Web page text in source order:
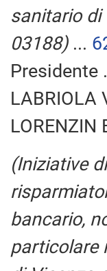
sanitario di
03188)...
Presidente
LABRIOLA
(Iniziative
bancario,
particolare